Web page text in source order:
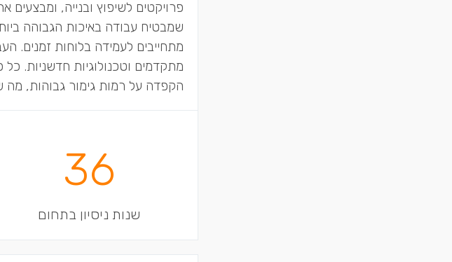
פרויקטים לשיפוץ ובנייה,
שמבטיח עבודה באיכות הגבוהה
מתחייבים לעמידה בלוחות זמנים.
מתקדמים וטכנולוגיות חדשניות.
הקפדה על רמות גימור גבוהות, מה
36
שנות ניסיון בתחום